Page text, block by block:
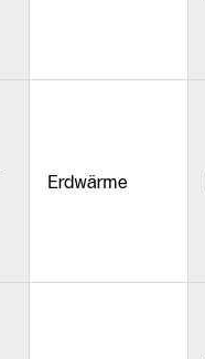
Erdwärme